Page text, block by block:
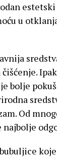
u
čišćenje.
bolje
Od
najbolje